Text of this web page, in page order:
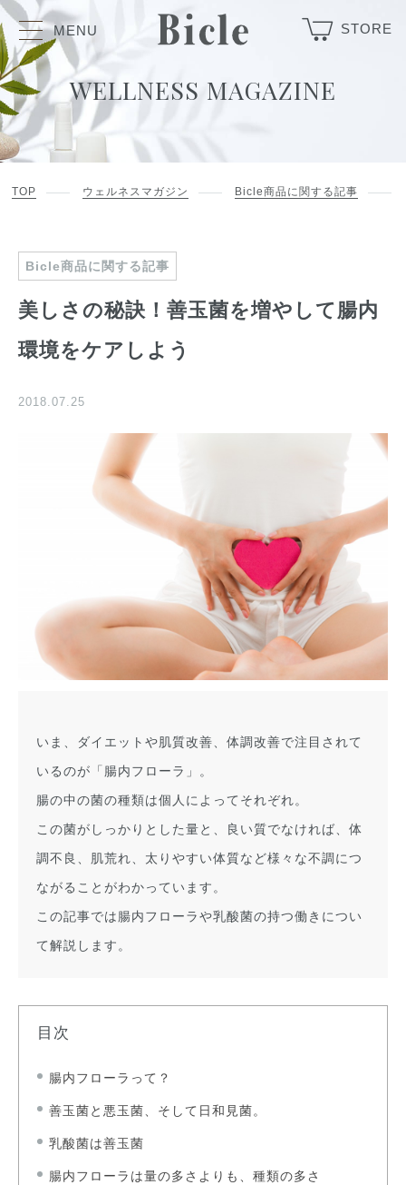
STORE
MENU
WELLNESS MAGAZINE
TOP ウェルネスマガジン Bicle商品に関する記事
Bicle商品に関する記事
美しさの秘訣！善玉菌を増やして腸内
環境をケアしよう
2018.07.25
いま、ダイエットや肌質改善、体調改善で注目されて
いるのが「腸内フローラ」。
腸の中の菌の種類は個人によってそれぞれ。
この菌がしっかりとした量と、良い質でなければ、体
調不良、肌荒れ、太りやすい体質など様々な不調につ
ながることがわかっています。
この記事では腸内フローラや乳酸菌の持つ働きについ
て解説します。
目次
腸内フローラって？
善玉菌と悪玉菌、そして日和見菌。
乳酸菌は善玉菌
腸内フローラは量の多さよりも、種類の多さ